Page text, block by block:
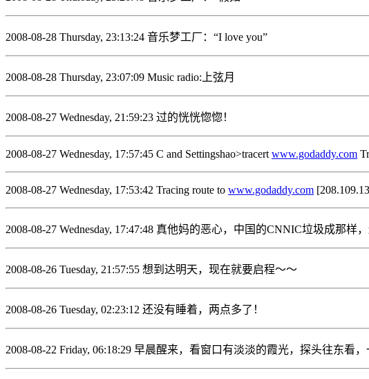
2008-08-28 Thursday, 23:13:24 音乐梦工厂：“I love you”
2008-08-28 Thursday, 23:07:09 Music radio:上弦月
2008-08-27 Wednesday, 21:59:23 过的恍恍惚惚！
2008-08-27 Wednesday, 17:57:45 C and Settingshao>tracert www.godaddy.com
2008-08-27 Wednesday, 17:53:42 Tracing route to www.godaddy.com
2008-08-27 Wednesday, 17:47:48 真他妈的恶心，中国的CNNIC垃圾成那
2008-08-26 Tuesday, 21:57:55 想到达明天，现在就要启程～～
2008-08-26 Tuesday, 02:23:12 还没有睡着，两点多了！
2008-08-22 Friday, 06:18:29 早晨醒来，看窗口有淡淡的霞光，探头往东